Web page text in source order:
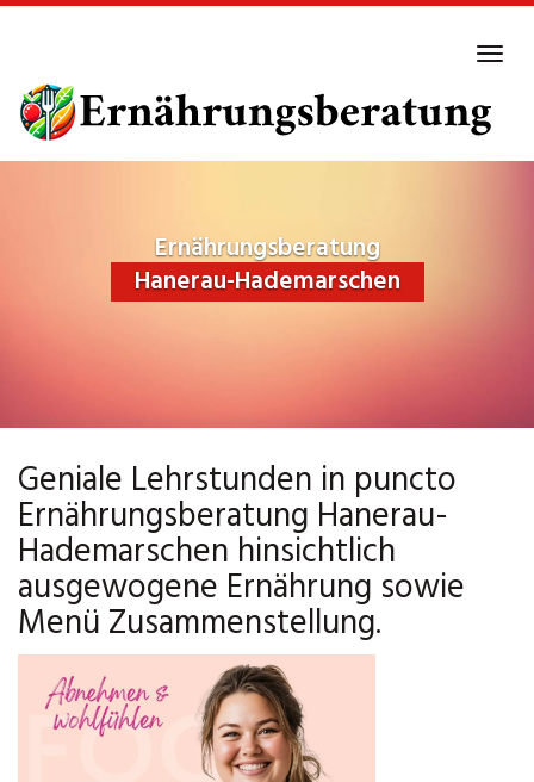
main
content
Ernährungsberatung
Hanerau-Hademarschen
Geniale Lehrstunden in puncto
Ernährungsberatung Hanerau-
Hademarschen hinsichtlich
ausgewogene Ernährung sowie
Menü Zusammenstellung.